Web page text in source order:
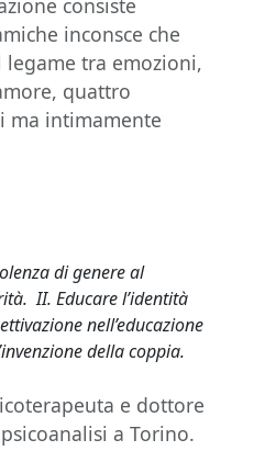
inconsce che
tra emozioni,
quattro
ma intimamente
di genere al
II. Educare l’identità
nell’educazione
della coppia.
e dottore
a Torino.